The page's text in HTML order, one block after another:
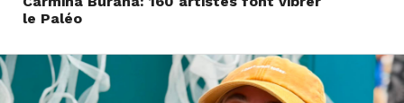
le Paléo